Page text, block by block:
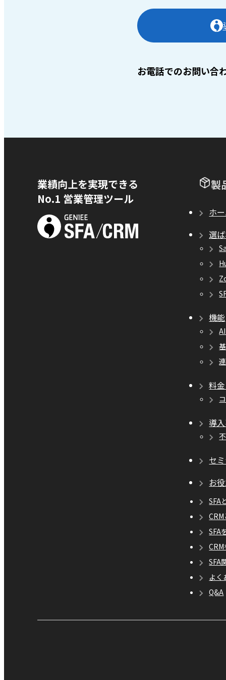
お電話でのお問い合
業績向上を実現できる
No.1 営業管理ツール
製
ホ
選
機能
料
導
セ
お
SFA
SFA
SFA
よく
Q&A